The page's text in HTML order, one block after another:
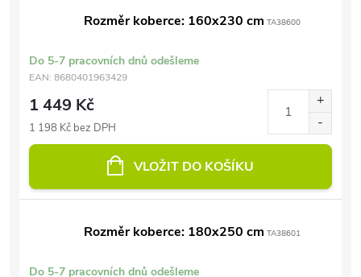
Rozměr koberce: 160x230 cm TA38600
Do 5-7 pracovních dnů odešleme
EAN: 8680401963429
1 449 Kč
1 198 Kč bez DPH
VLOŽIT DO KOŠÍKU
Rozměr koberce: 180x250 cm TA38601
Do 5-7 pracovních dnů odešleme